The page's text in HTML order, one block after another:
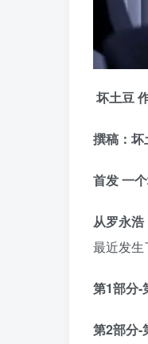
坏土豆
撰稿：坏
首发 一
从罗永
最近发
第1部分-
第2部分-